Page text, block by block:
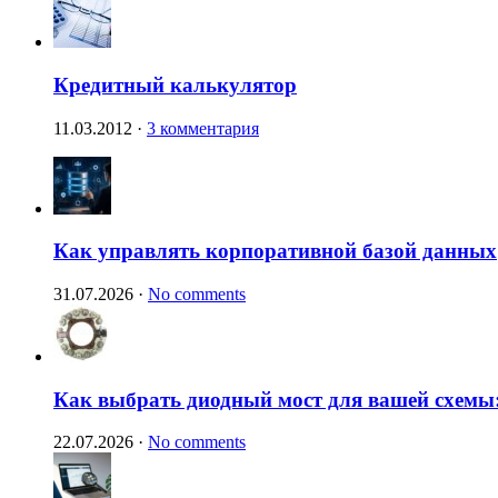
Кредитный калькулятор
11.03.2012 · 3 комментария
Как управлять корпоративной базой данных
31.07.2026 · No comments
Как выбрать диодный мост для вашей
22.07.2026 · No comments